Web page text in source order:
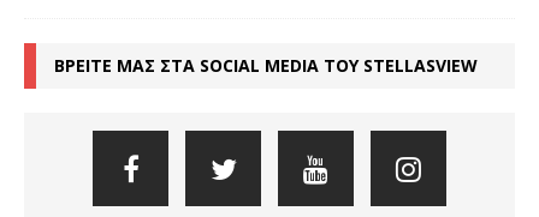
ΒΡΕΙΤΕ ΜΑΣ ΣΤΑ SOCIAL MEDIA ΤΟΥ STELLASVIEW